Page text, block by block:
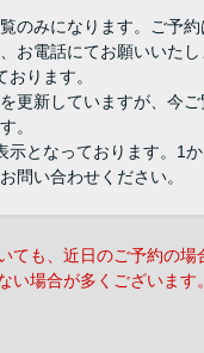
のみになります。ご予約
お電話にてお願いいたし
ります。
更新していますが、今
。
示となっております。1
問い合わせください。
ても、近日のご予約の
い場合が多くございま